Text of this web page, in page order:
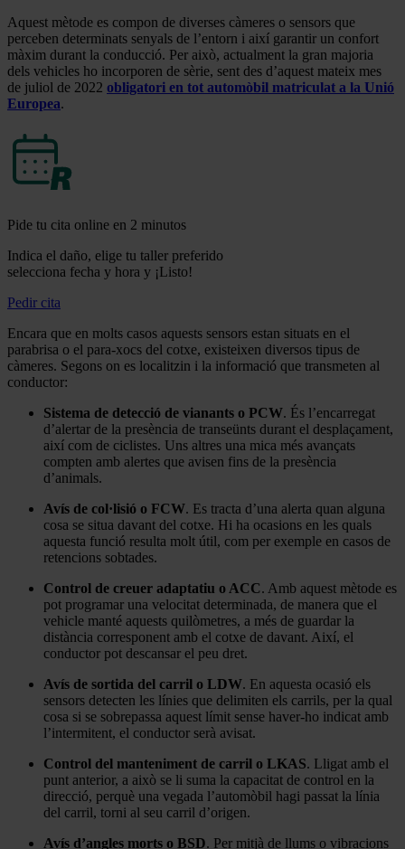
Aquest mètode es compon de diverses càmeres o sensors que
perceben determinats senyals de l’entorn i així garantir un confort
màxim durant la conducció. Per això, actualment la gran majoria
dels vehicles ho incorporen de sèrie, sent des d’aquest mateix mes
de juliol de 2022 obligatori en tot automòbil matriculat a la Unió
Europea.
Pide tu cita online en 2 minutos
Indica el daño, elige tu taller preferido
selecciona fecha y hora y ¡Listo!
Pedir cita
Encara que en molts casos aquests sensors estan situats en el
parabrisa o el para-xocs del cotxe, existeixen diversos tipus de
càmeres. Segons on es localitzin i la informació que transmeten al
conductor:
Sistema de detecció de vianants o PCW. És l’encarregat
d’alertar de la presència de transeünts durant el desplaçament,
així com de ciclistes. Uns altres una mica més avançats
compten amb alertes que avisen fins de la presència
d’animals.
Avís de col·lisió o FCW. Es tracta d’una alerta quan alguna
cosa se situa davant del cotxe. Hi ha ocasions en les quals
aquesta funció resulta molt útil, com per exemple en casos de
retencions sobtades.
Control de creuer adaptatiu o ACC. Amb aquest mètode es
pot programar una velocitat determinada, de manera que el
vehicle manté aquests quilòmetres, a més de guardar la
distància corresponent amb el cotxe de davant. Així, el
conductor pot descansar el peu dret.
Avís de sortida del carril o LDW. En aquesta ocasió els
sensors detecten les línies que delimiten els carrils, per la qual
cosa si se sobrepassa aquest límit sense haver-ho indicat amb
l’intermitent, el conductor serà avisat.
Control del manteniment de carril o LKAS. Lligat amb el
punt anterior, a això se li suma la capacitat de control en la
direcció, perquè una vegada l’automòbil hagi passat la línia
del carril, torni al seu carril d’origen.
Avís d’angles morts o BSD. Per mitjà de llums o vibracions